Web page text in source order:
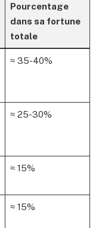
Pourcentage
dans sa fortune
totale
≈ 35-40%
≈ 25-30%
≈ 15%
≈ 15%